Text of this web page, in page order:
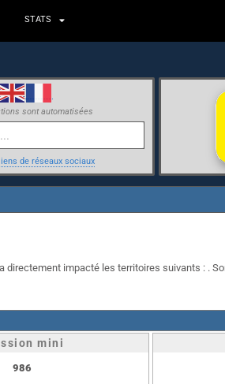
STATS
sont automatisées
de réseaux sociaux
impacté les territoires suivants : .
mini
986